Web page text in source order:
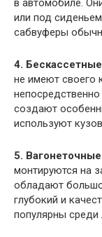
в автомобиле.
или под
сабвуферы
4.
не имеют своего
создают
используют
5.
монтируются на
обладают
глубокий и
популярны